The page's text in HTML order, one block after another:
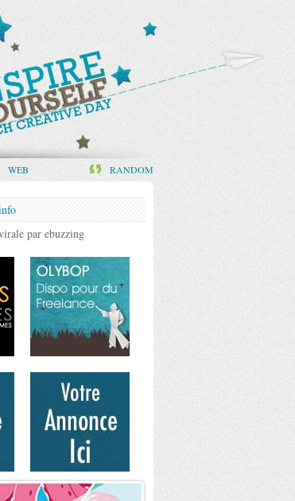
WEB RANDOM
par ebuzzing